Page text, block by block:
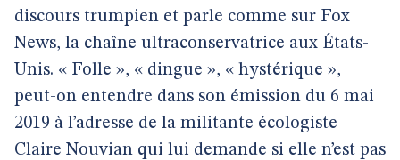
discours trumpien et parle comme sur Fox
News, la chaîne ultraconservatrice aux États-
Unis. « Folle », « dingue », « hystérique »,
peut-on entendre dans son émission du 6 mai
2019 à l’adresse de la militante écologiste
Claire Nouvian qui lui demande si elle n’est pas